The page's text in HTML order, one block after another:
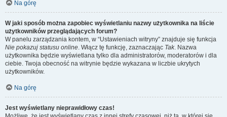
Na górę
W jaki sposób można zapobiec wyświetlaniu nazwy użytkownika na liście
użytkowników przeglądających forum?
W panelu zarządzania kontem, w “Ustawieniach witryny” znajduje się funkcja
Nie pokazuj statusu online. Włącz tę funkcję, zaznaczając Tak. Nazwa
użytkownika będzie wyświetlana tylko dla administratorów, moderatorów i dla
ciebie. Twoja obecność na witrynie będzie wykazana w liczbie ukrytych
użytkowników.
Na górę
Jest wyświetlany nieprawidłowy czas!